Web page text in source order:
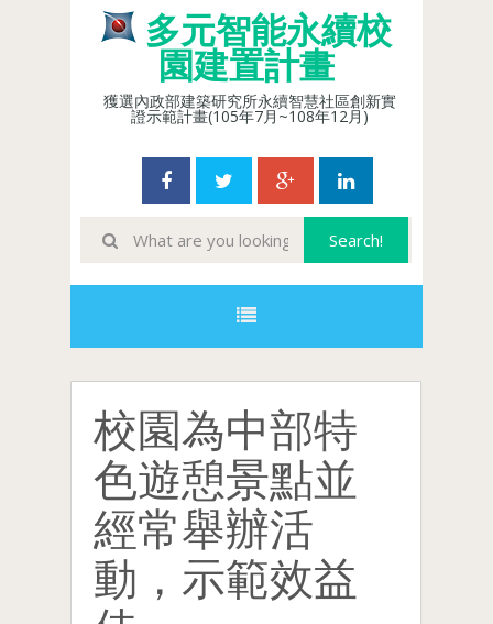
多元智能永續校
園建置計畫
獲選內政部建築研究所永續智慧社區創新實
證示範計畫(105年7月~108年12月)
校園為中部特
色遊憩景點並
經常舉辦活
動，示範效益